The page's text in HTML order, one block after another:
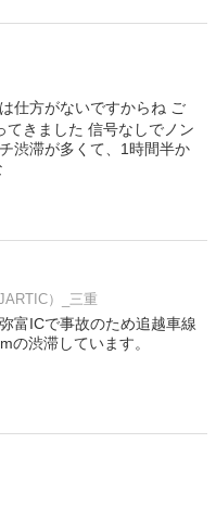
仕方がないですからね ご
てきました 信号なしでノン
渋滞が多くて、1時間半か
）_三重
富ICで事故のため追越車線
の渋滞しています。